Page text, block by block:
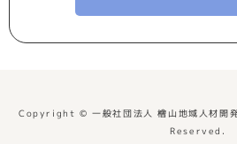
Copyright © 一般社団法人 檜山地域人材開
Reserved.